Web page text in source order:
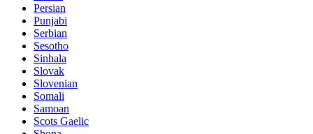
Persian
Punjabi
Serbian
Sesotho
Sinhala
Slovak
Slovenian
Somali
Samoan
Scots Gaelic